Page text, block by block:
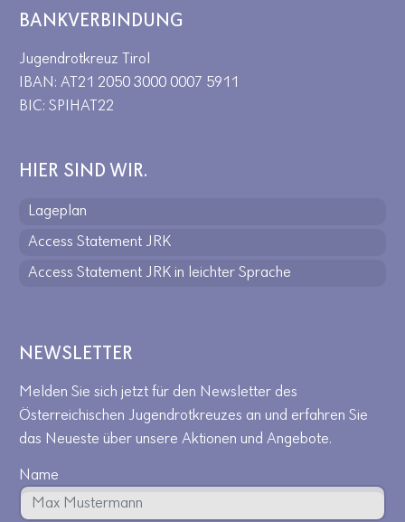
BANKVERBINDUNG
Jugendrotkreuz Tirol
IBAN: AT21 2050 3000 0007 5911
BIC: SPIHAT22
HIER SIND WIR.
Lageplan
Access Statement JRK
Access Statement JRK in leichter Sprache
NEWSLETTER
Melden Sie sich jetzt für den Newsletter des
Österreichischen Jugendrotkreuzes an und erfahren Sie
das Neueste über unsere Aktionen und Angebote.
Name